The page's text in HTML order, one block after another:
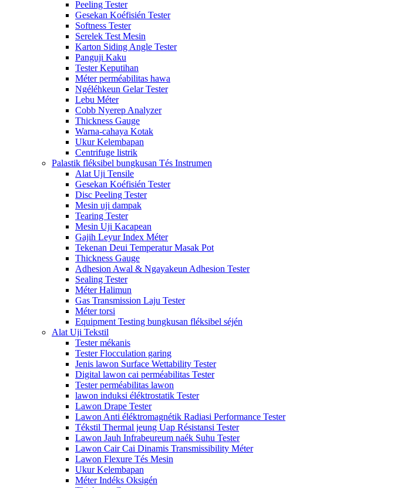
Peeling Tester
Gesekan Koéfisién Tester
Softness Tester
Serelek Test Mesin
Karton Siding Angle Tester
Panguji Kaku
Tester Keputihan
Méter perméabilitas hawa
Ngéléhkeun Gelar Tester
Lebu Méter
Cobb Nyerep Analyzer
Thickness Gauge
Warna-cahaya Kotak
Ukur Kelembapan
Centrifuge listrik
Palastik fléksibel bungkusan Tés Instrumen
Alat Uji Tensile
Gesekan Koéfisién Tester
Disc Peeling Tester
Mesin uji dampak
Tearing Tester
Mesin Uji Kacapean
Gajih Leyur Index Méter
Tekenan Deui Temperatur Masak Pot
Thickness Gauge
Adhesion Awal & Ngayakeun Adhesion Tester
Sealing Tester
Méter Halimun
Gas Transmission Laju Tester
Méter torsi
Equipment Testing bungkusan fléksibel séjén
Alat Uji Tekstil
Tester mékanis
Tester Flocculation garing
Jenis lawon Surface Wettability Tester
Digital lawon cai perméabilitas Tester
Tester perméabilitas lawon
lawon induksi éléktrostatik Tester
Lawon Drape Tester
Lawon Anti éléktromagnétik Radiasi Performance Tester
Tékstil Thermal jeung Uap Résistansi Tester
Lawon Jauh Infrabeureum naék Suhu Tester
Lawon Cair Cai Dinamis Transmissibility Méter
Lawon Flexure Tés Mesin
Ukur Kelembapan
Méter Indéks Oksigén